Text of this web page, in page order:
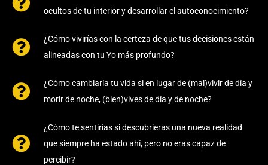
ocultos de tu interior y desarrollar el autoconocimiento?
¿Cómo vivirías con la certeza de que tus decisiones están
alineadas con tu Yo más profundo?
¿Cómo cambiaría tu vida si en lugar de (mal)vivir de día y
morir de noche, (bien)vives de día y de noche?
¿Cómo te sentirías si descubrieras una nueva realidad
que siempre ha estado ahí, pero no eras capaz de
percibir?